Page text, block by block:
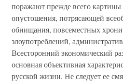
поражают прежде всего
опустошения, потрясающей
обнищания, повсеместных
злоупотреблений,
Всесторонний экономический
основная объективная
русской жизни. Не следует ее